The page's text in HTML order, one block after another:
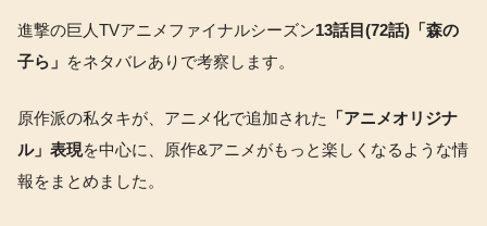
進撃の巨人TVアニメファイナルシーズン13話目(72話)「森の
子ら 」 をネタバレありで考察します。
原作派の私タキが、アニメ化で追加された
「アニメオリジナ
ル」表現を中心に、原作&アニメがもっと楽しくなるような情
報をまとめました。